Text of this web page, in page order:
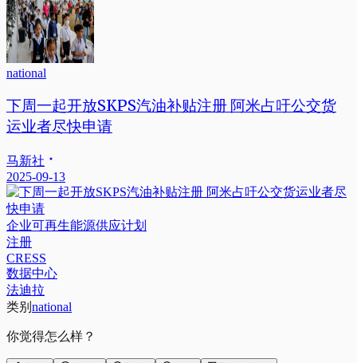
national
下周一起开放SKPS汽油补贴注册 阿米占吁公交货
运业者尽快申请
马新社
2025-09-13
企业可再生能源供应计划
注册
CRESS
数据中心
法迪拉
类别 national
你觉得怎么样？